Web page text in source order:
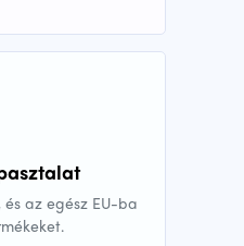
az egész EU-ba